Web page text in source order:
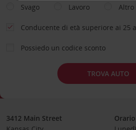
Svago
Lavoro Altro
Conducente di età superiore ai 25
Possiedo un codice sconto
TROVA AUTO
3412 Main Street